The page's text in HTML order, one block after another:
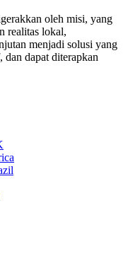
oleh misi, yang
realitas lokal,
menjadi solusi yang
dan dapat diterapkan